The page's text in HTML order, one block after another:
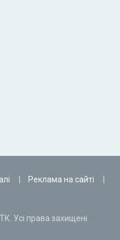
Реклама на сайті
Усі права захищені.